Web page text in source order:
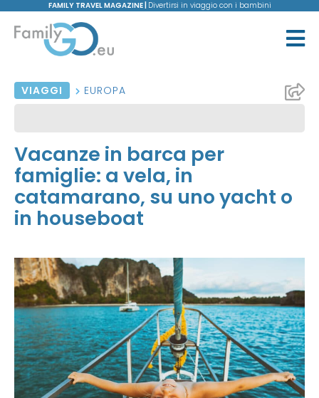
FAMILY TRAVEL MAGAZINE | Divertirsi in viaggio con i bambini
VIAGGI EUROPA
Vacanze in barca per
famiglie: a vela, in
catamarano, su uno yacht o
in houseboat